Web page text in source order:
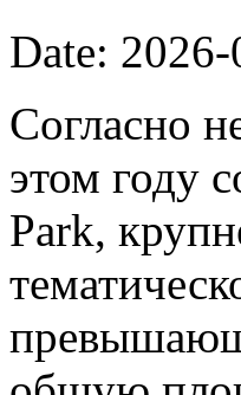
Date:
Согласно
этом году
Park,